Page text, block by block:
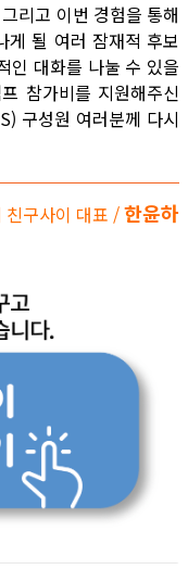
리고 이번 경험을 통해
될 여러 잠재적 후보
인 대화를 나눌 수 있을
참가비를 지원해주신
구성원 여러분께 다시
친구사이 대표 /한윤하